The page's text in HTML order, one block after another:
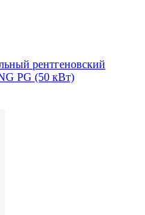
рентгеновский
PG (50 кВт)